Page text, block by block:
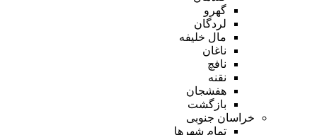
گهرو
لردگان
مال خلیفه
ناغان
نافچ
نقنه
هفشجان
بازگشت
خراسان جنوبی
تمام شهر‌ها